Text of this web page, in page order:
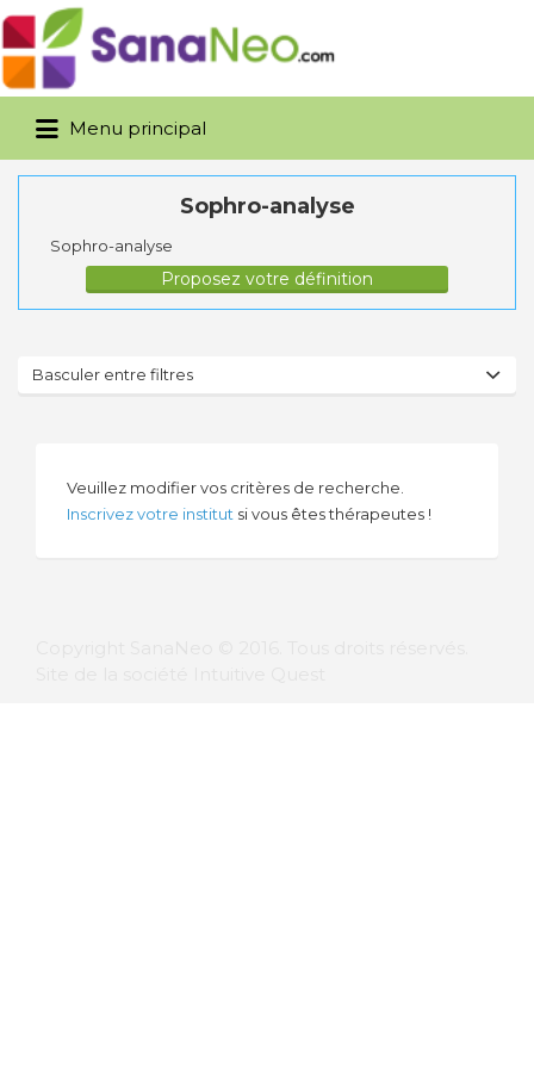
Rechercher:
Menu principal
Sophro-analyse
Sophro-analyse
Proposez votre définition
Basculer entre filtres
Veuillez modifier vos critères de recherche.
Inscrivez votre institut si vous êtes thérapeutes !